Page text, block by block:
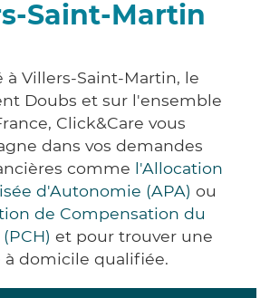
Saint-Martin
à Villers-Saint-Martin, le
Doubs et sur l'ensemble
Click&Care vous
dans vos demandes
comme l'Allocation
d'Autonomie (APA) ou
de Compensation du
et pour trouver une
à domicile qualifiée.